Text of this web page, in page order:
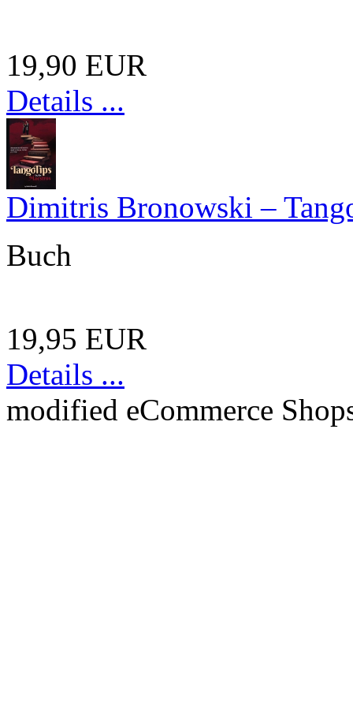
19,90 EUR
Details ...
Dimitris Bronowski –
Buch
19,95 EUR
Details ...
modified eCommerce